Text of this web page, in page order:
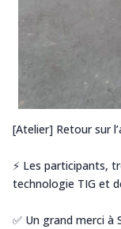
[Atelier] Retour sur
⚡️ Les participants,
technologie TIG et
✅ Un grand merci